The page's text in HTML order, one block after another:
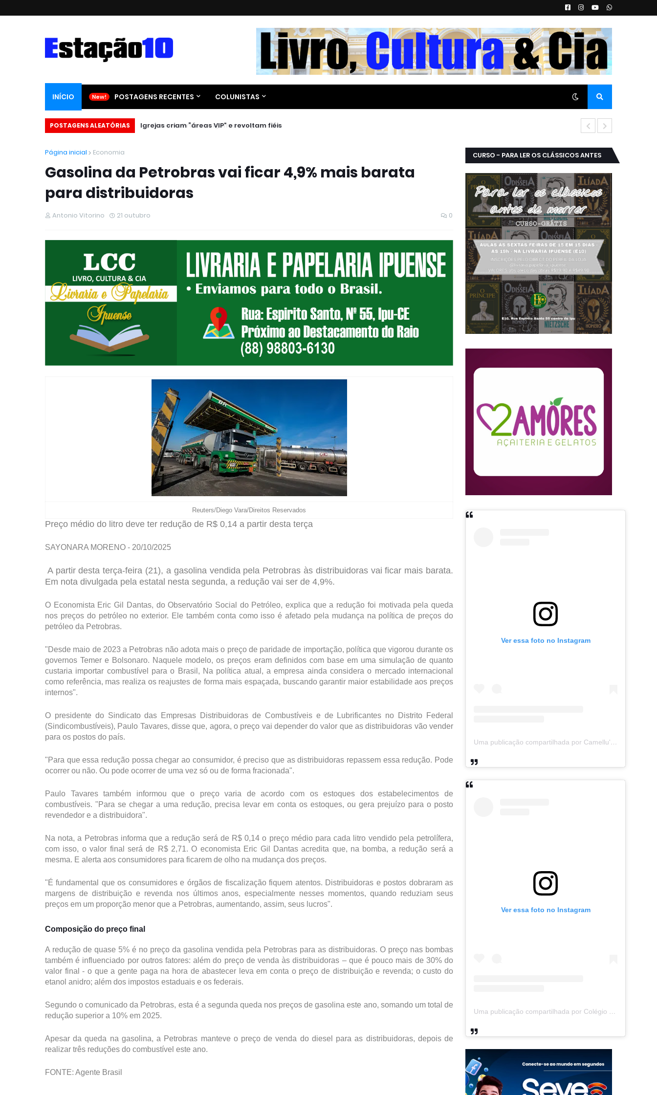
INÍCIO POSTAGENS RECENTES COLUNISTAS
POSTAGENS ALEATÓRIAS Igrejas criam “áreas VIP” e revoltam fiéis
Página inicial Economia
Gasolina da Petrobras vai ficar 4,9% mais barata
para distribuidoras
Antonio Vitorino 21 outubro 0
Reuters/Diego Vara/Direitos Reservados
Preço médio do litro deve ter redução de R$ 0,14 a partir desta terça
SAYONARA MORENO - 20/10/2025
A partir desta terça-feira (21), a gasolina vendida pela Petrobras às distribuidoras vai ficar mais barata.
Em nota divulgada pela estatal nesta segunda, a redução vai ser de 4,9%.
O Economista Eric Gil Dantas, do Observatório Social do Petróleo, explica que a redução foi motivada pela queda
nos preços do petróleo no exterior. Ele também conta como isso é afetado pela mudança na política de preços do
petróleo da Petrobras.
"Desde maio de 2023 a Petrobras não adota mais o preço de paridade de importação, política que vigorou durante os
governos Temer e Bolsonaro. Naquele modelo, os preços eram definidos com base em uma simulação de quanto
custaria importar combustível para o Brasil, Na política atual, a empresa ainda considera o mercado internacional
como referência, mas realiza os reajustes de forma mais espaçada, buscando garantir maior estabilidade aos preços
internos".
O presidente do Sindicato das Empresas Distribuidoras de Combustíveis e de Lubrificantes no Distrito Federal
(Sindicombustíveis), Paulo Tavares, disse que, agora, o preço vai depender do valor que as distribuidoras vão vender
para os postos do país.
"Para que essa redução possa chegar ao consumidor, é preciso que as distribuidoras repassem essa redução. Pode
ocorrer ou não. Ou pode ocorrer de uma vez só ou de forma fracionada".
Paulo Tavares também informou que o preço varia de acordo com os estoques dos estabelecimentos de
combustíveis. "Para se chegar a uma redução, precisa levar em conta os estoques, ou gera prejuízo para o posto
revendedor e a distribuidora".
Na nota, a Petrobras informa que a redução será de R$ 0,14 o preço médio para cada litro vendido pela petrolífera,
com isso, o valor final será de R$ 2,71. O economista Eric Gil Dantas acredita que, na bomba, a redução será a
mesma. E alerta aos consumidores para ficarem de olho na mudança dos preços.
"É fundamental que os consumidores e órgãos de fiscalização fiquem atentos. Distribuidoras e postos dobraram as
margens de distribuição e revenda nos últimos anos, especialmente nesses momentos, quando reduziam seus
preços em um proporção menor que a Petrobras, aumentando, assim, seus lucros".
Composição do preço final
A redução de quase 5% é no preço da gasolina vendida pela Petrobras para as distribuidoras. O preço nas bombas
também é influenciado por outros fatores: além do preço de venda às distribuidoras – que é pouco mais de 30% do
valor final - o que a gente paga na hora de abastecer leva em conta o preço de distribuição e revenda; o custo do
etanol anidro; além dos impostos estaduais e os federais.
Segundo o comunicado da Petrobras, esta é a segunda queda nos preços de gasolina este ano, somando um total de
redução superior a 10% em 2025.
Apesar da queda na gasolina, a Petrobras manteve o preço de venda do diesel para as distribuidoras, depois de
realizar três reduções do combustível este ano.
FONTE: Agente Brasil
CURSO - PARA LER OS CLÁSSICOS ANTES
DE MORRER.
Ver essa foto no Instagram
Uma publicação compartilhada por Camellu's Magazine I e II (@camellus_magazine)
Ver essa foto no Instagram
Uma publicação compartilhada por Colégio Ipuense (@colegioipuense)